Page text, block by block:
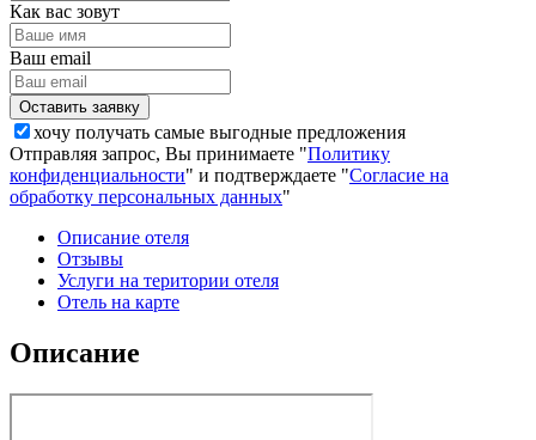
Как вас зовут
Ваш email
хочу получать самые выгодные предложения
Отправляя запрос, Вы принимаете "Политику
конфиденциальности" и подтверждаете "Согласие на
обработку персональных данных"
Описание отеля
Отзывы
Услуги на територии отеля
Отель на карте
Описание